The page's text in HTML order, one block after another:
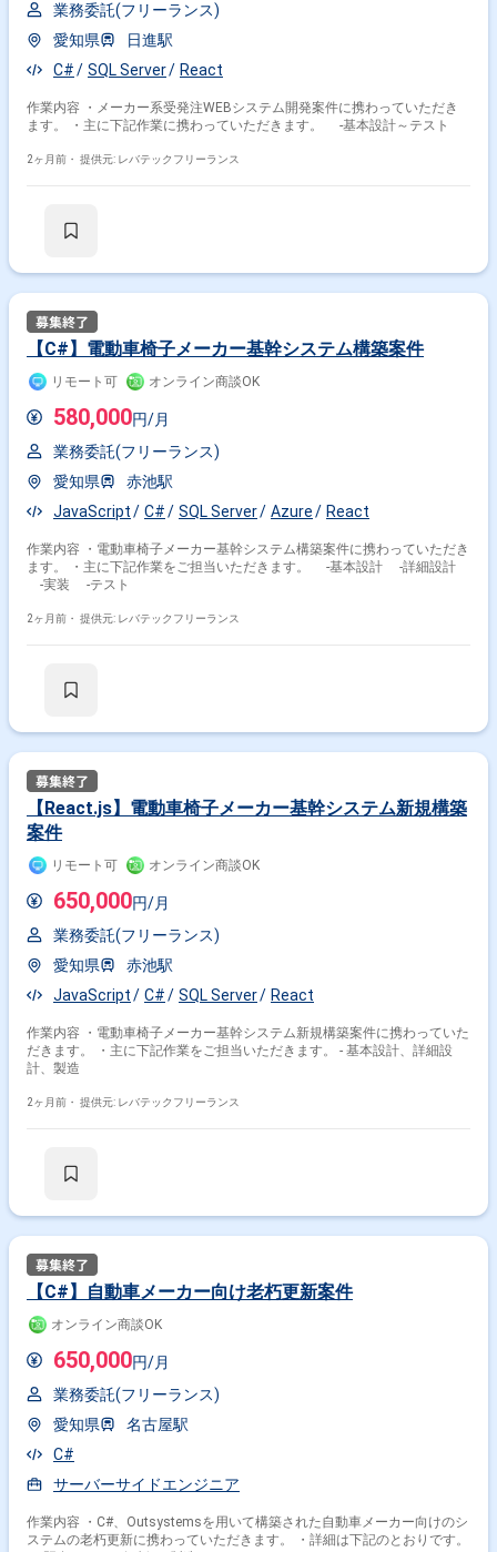
業務委託(フリーランス)
愛知県
日進駅
C#
SQL Server React
作業内容 ・メーカー系受発注WEBシステム開発案件に携わっていただき
ます。 ・主に下記作業に携わっていただきます。 ‐基本設計～テスト
2ヶ月前・ 提供元: レバテックフリーランス
【C#】電動車椅子メーカー基幹システム構築案件
リモート可 オンライン商談OK
580,000円/月
業務委託(フリーランス)
愛知県
赤池駅
JavaScript
C# SQL Server Azure React
作業内容 ・電動車椅子メーカー基幹システム構築案件に携わっていただき
ます。 ・主に下記作業をご担当いただきます。 -基本設計 -詳細設計
-実装 -テスト
2ヶ月前・ 提供元: レバテックフリーランス
【React.js】電動車椅子メーカー基幹システム新規構築
案件
リモート可 オンライン商談OK
650,000円/月
業務委託(フリーランス)
愛知県
赤池駅
JavaScript
C# SQL Server React
作業内容 ・電動車椅子メーカー基幹システム新規構築案件に携わっていた
だきます。 ・主に下記作業をご担当いただきます。 - 基本設計、詳細設
計、製造
2ヶ月前・ 提供元: レバテックフリーランス
【C#】自動車メーカー向け老朽更新案件
オンライン商談OK
650,000円/月
業務委託(フリーランス)
愛知県
名古屋駅
C#
サーバーサイドエンジニア
作業内容 ・C#、Outsystemsを用いて構築された自動車メーカー向けのシ
ステムの老朽更新に携わっていただきます。 ・詳細は下記のとおりです。
掛け合わせ条件で絞り込む
職種で絞り込む
C# × サーバーサイドエンジニア
C# × アプリケーションエンジニア
業界で絞り込む
C# × サービス
C# × 証券
C# × 小売 C# × 金融系
特徴で絞り込む